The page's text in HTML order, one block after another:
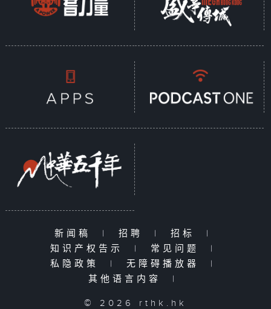
新闻稿 | 招聘 | 招标
|
知识产权告示
| 常见问题
|
私隐政策
| 无障碍播放器
|
其他语言内容
|
© 2026 rthk.hk